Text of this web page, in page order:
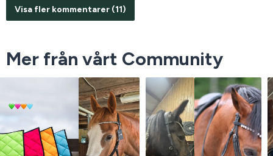
Visa fler kommentarer (11)
Mer från vårt Community